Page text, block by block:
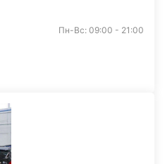
Пн-Вс: 09:00 - 21:00